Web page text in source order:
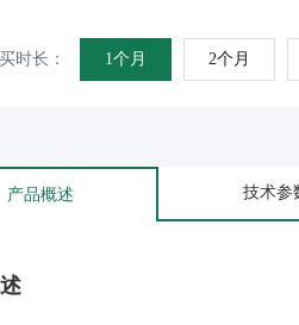
时长： 1个月 2个月
产品概述 技术参